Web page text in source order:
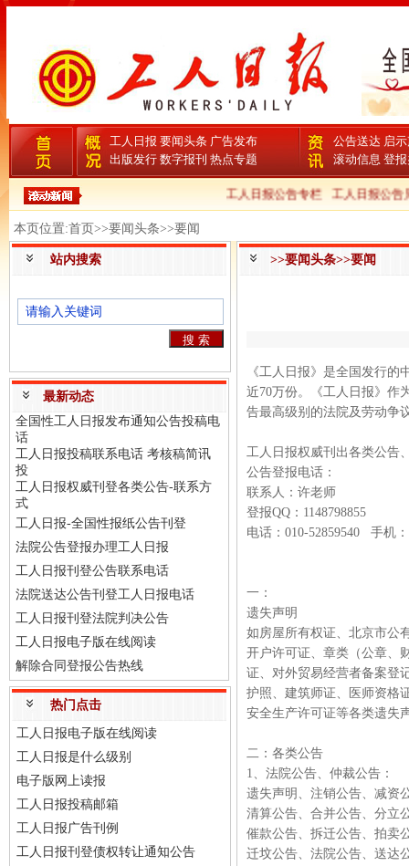
工人日报 要闻头条 广告发布
出版发行 数字报刊 热点专题
公告送达 启
滚动信息 登
工人日报公告专栏 工人日报公告
本页位置:首页>>要闻头条>>要闻
站内搜索
最新动态
全国性工人日报发布通知公告投稿电
话
工人日报投稿联系电话 考核稿简讯
投
工人日报权威刊登各类公告-联系方
式
工人日报-全国性报纸公告刊登
法院公告登报办理工人日报
工人日报刊登公告联系电话
法院送达公告刊登工人日报电话
工人日报刊登法院判决公告
工人日报电子版在线阅读
解除合同登报公告热线
热门点击
工人日报电子版在线阅读
工人日报是什么级别
电子版网上读报
工人日报投稿邮箱
工人日报广告刊例
工人日报刊登债权转让通知公告
>>要闻头条>>要闻
《工人日报》是全国发行
近70万份。《工人日报》作
告最高级别的法院及劳动争
工人日报权威刊出各类公告
公告登报电话：
联系人：许老师
登报QQ：1148798855
电话：010-52859540 手机
一：
遗失声明
如房屋所有权证、北京市公
开户许可证、章类（公章、
证、对外贸易经营者备案登
护照、建筑师证、医师资格
安全生产许可证等各类遗失
二：各类公告
1、法院公告、仲裁公告：
遗失声明、注销公告、减资
清算公告、合并公告、分立
催款公告、拆迁公告、拍卖
迁坟公告、法院公告、送达